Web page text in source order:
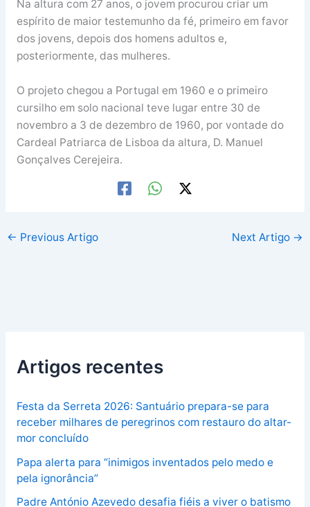
Na altura com 27 anos, o jovem procurou criar um
espírito de maior testemunho da fé, primeiro em favor
dos jovens, depois dos homens adultos e,
posteriormente, das mulheres.
O projeto chegou a Portugal em 1960 e o primeiro
cursilho em solo nacional teve lugar entre 30 de
novembro a 3 de dezembro de 1960, por vontade do
Cardeal Patriarca de Lisboa da altura, D. Manuel
Gonçalves Cerejeira.
← Previous Artigo Next Artigo →
Artigos recentes
Festa da Serreta 2026: Santuário prepara-se para
receber milhares de peregrinos com restauro do altar-
mor concluído
Papa alerta para “inimigos inventados pelo medo e
pela ignorância”
Padre António Azevedo desafia fiéis a viver o batismo